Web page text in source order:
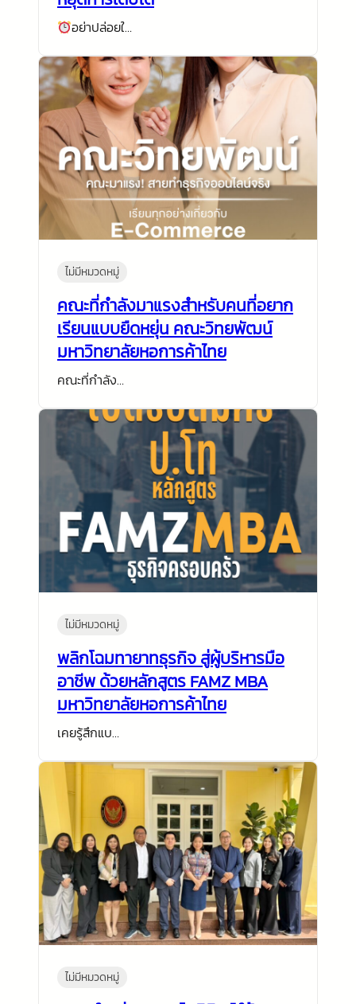
อย่าปล่อยใ…
ไม่มีหมวดหมู่
คณะที่กำลังมาแรงสำหรับคนที่อยาก
เรียนแบบยืดหยุ่น คณะวิทยพัฒน์
มหาวิทยาลัยหอการค้าไทย
คณะที่กำลัง…
ไม่มีหมวดหมู่
พลิกโฉมทายาทธุรกิจ สู่ผู้บริหารมือ
อาชีพ ด้วยหลักสูตร FAMZ MBA
มหาวิทยาลัยหอการค้าไทย
เคยรู้สึกแบ…
ไม่มีหมวดหมู่